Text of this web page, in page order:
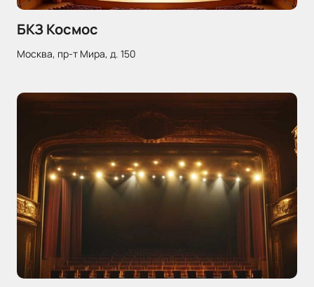
БКЗ Космос
Москва, пр-т Мира, д. 150